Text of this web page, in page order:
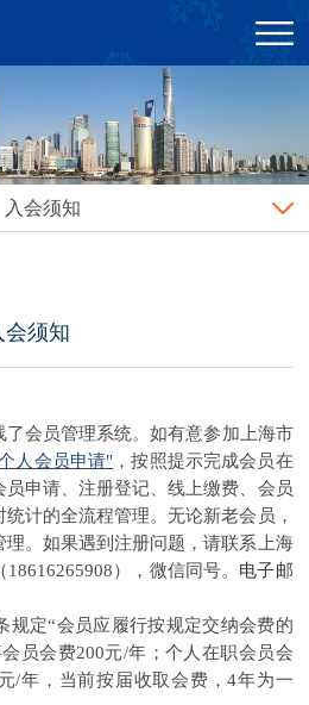
入会须知
会须知
了会员管理系统。如有意参加上海市
人会员申请" ，按照提示完成会员在
申请、注册登记、线上缴费、会员
计的全流程管理。无论新老会员，
。如果遇到注册问题，请联系上海
18616265908），微信同号。 电子邮
规定“会员应履行按规定交纳会费的
员会费200元/年；个人在职会员会
/年，当前按届收取会费，4年为一